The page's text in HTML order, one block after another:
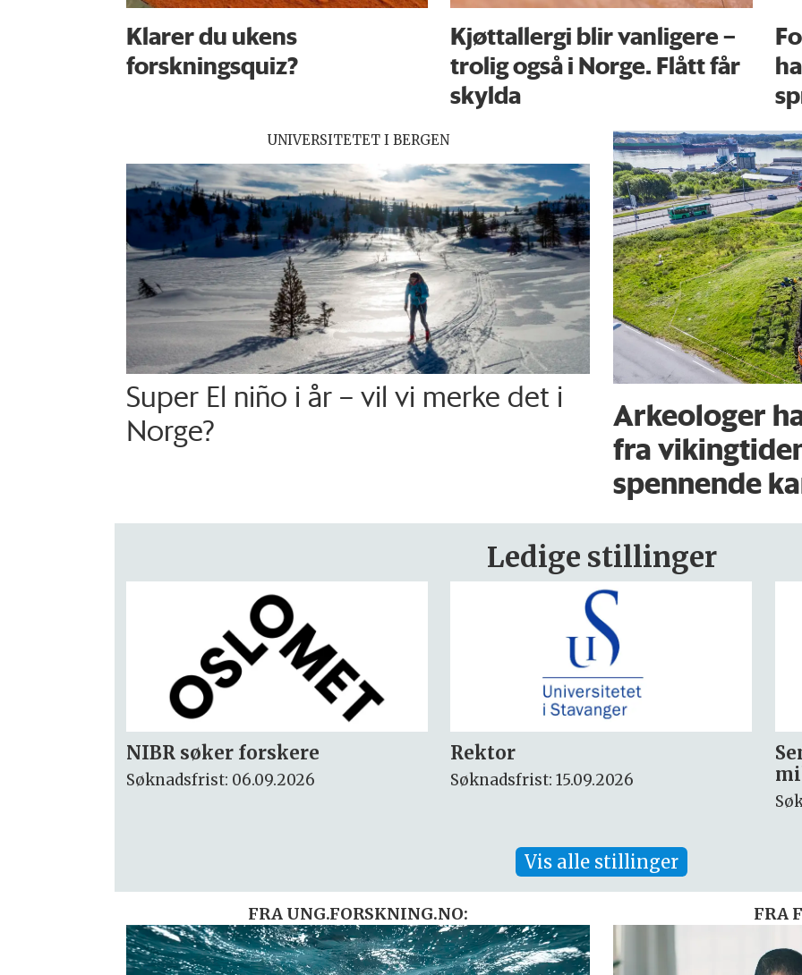
Klarer du ukens
forskningsquiz?
Kjøttallergi blir vanligere –
trolig også i Norge. Flått får
skylda
UNIVERSITETET I BERGEN
Super El niño i år – vil vi merke det i
Norge?
Arkeologer
fra
spennende
Ledige stillinger
Rektor
Søknadsfrist: 15.09.2026
Seniorforsker innen
miljøkjemi og arktisk miljø
Vis alle stillinger
FRA UNG.FORSKNING.NO: FRA